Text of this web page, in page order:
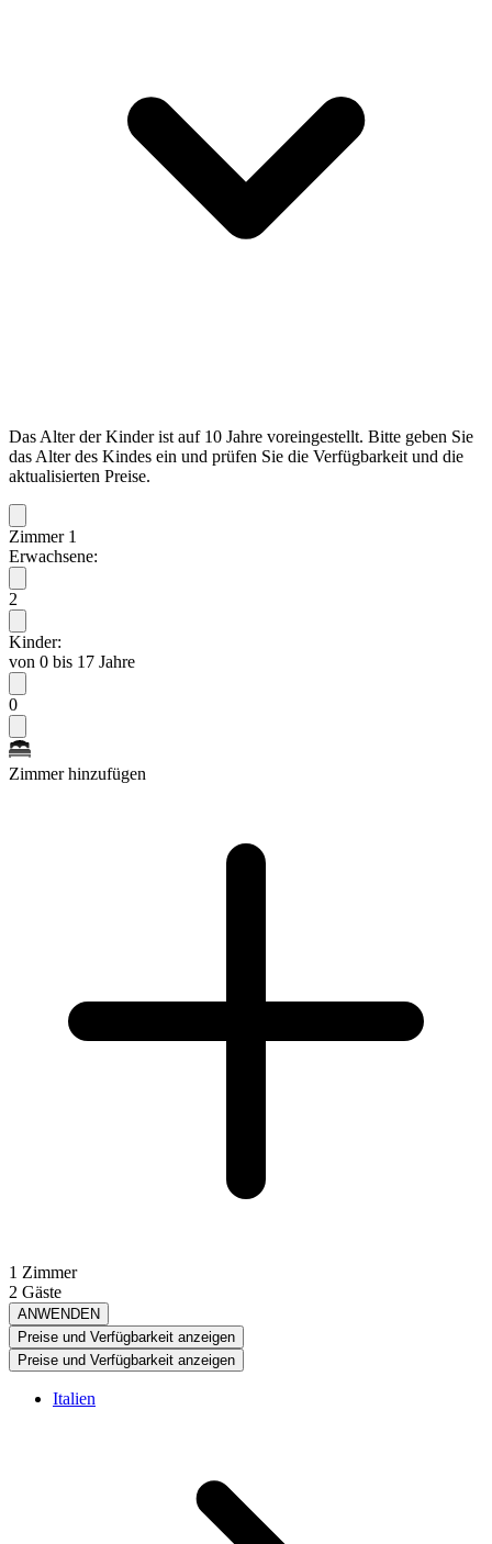
Das Alter der Kinder ist auf 10 Jahre voreingestellt. Bitte geben Sie
das Alter des Kindes ein und prüfen Sie die Verfügbarkeit und die
aktualisierten Preise.
Zimmer 1
Erwachsene:
2
Kinder:
von 0 bis 17 Jahre
0
Zimmer hinzufügen
1 Zimmer
2 Gäste
ANWENDEN
Preise und Verfügbarkeit anzeigen
Preise und Verfügbarkeit anzeigen
Italien